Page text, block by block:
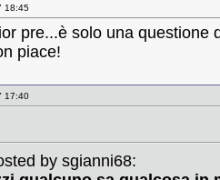
18:45
pre...è solo una questione
piace!
17:40
by sgianni68: